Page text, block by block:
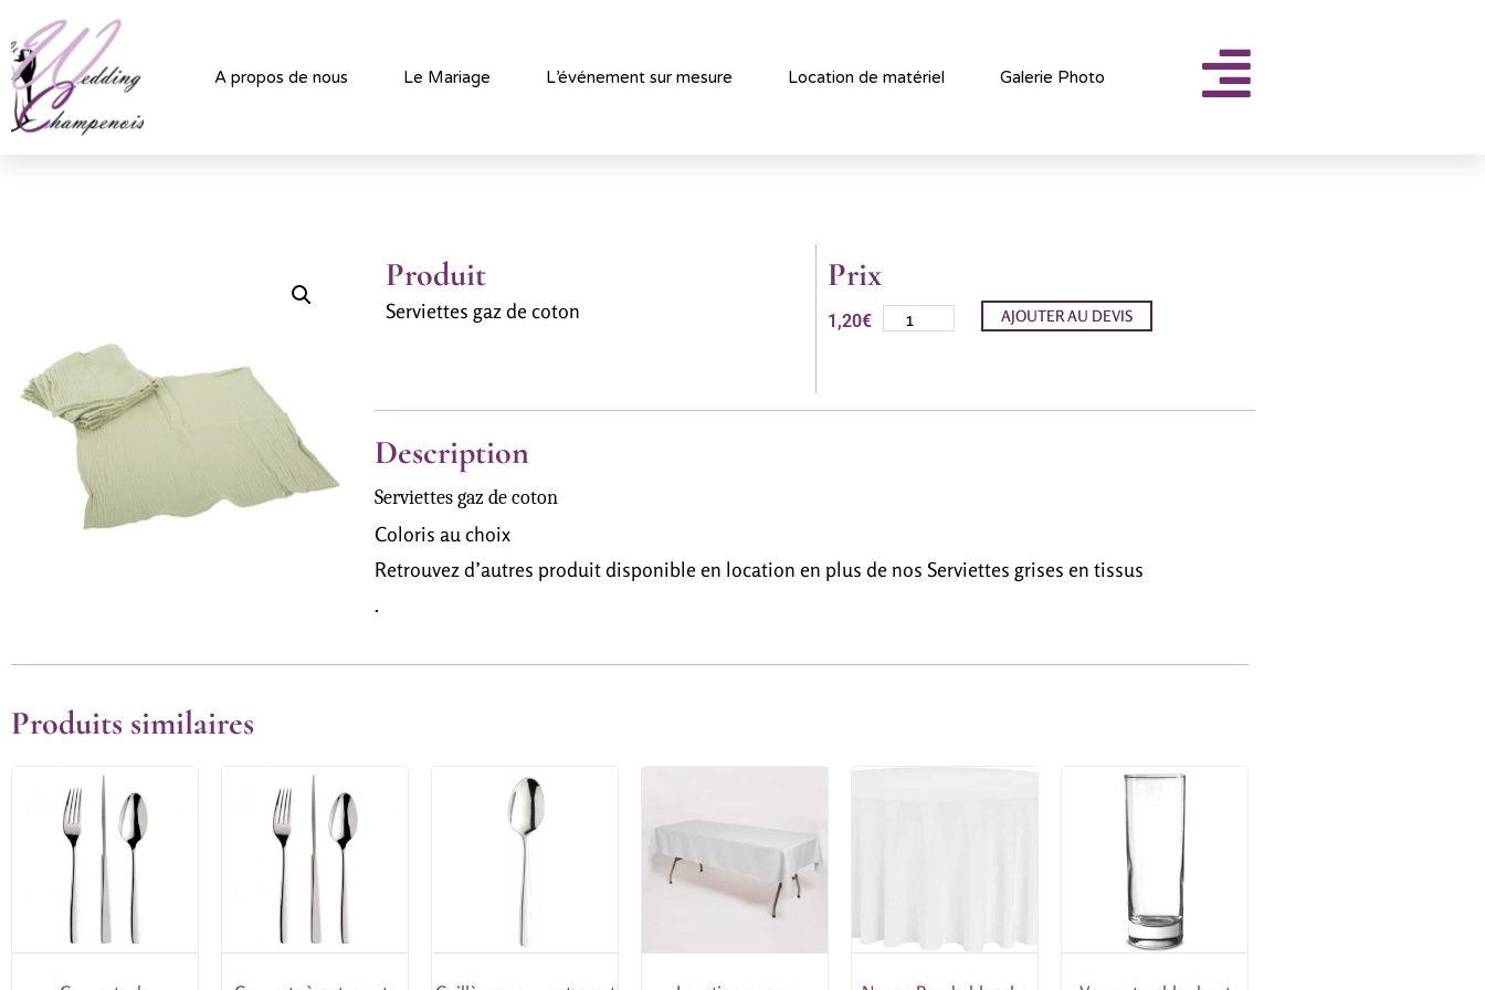
A propos de nous Le Mariage L’événement sur mesure Location de matériel Galerie Photo
Produit
Serviettes gaz de coton
Prix
1,20€ AJOUTER AU DEVIS
Description
Serviettes gaz de coton
Coloris au choix
Retrouvez d’autres produit disponible en location en plus de nos Serviettes grises en tissus
.
Produits similaires